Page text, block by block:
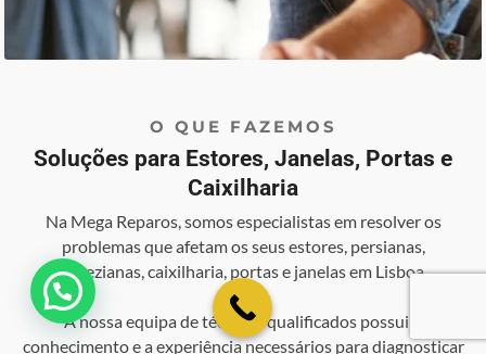
O QUE FAZEMOS
Soluções para Estores, Janelas, Portas e
Caixilharia
Na Mega Reparos, somos especialistas em resolver os
problemas que afetam os seus estores, persianas,
venezianas, caixilharia, portas e janelas em Lisboa.
A nossa equipa de técnicos qualificados possui o
conhecimento e a experiência necessários para diagnosticar
💬 Como podemos ajudar?